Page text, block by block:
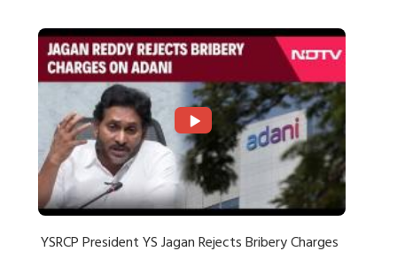
YSRCP President YS Jagan Rejects Bribery Charges